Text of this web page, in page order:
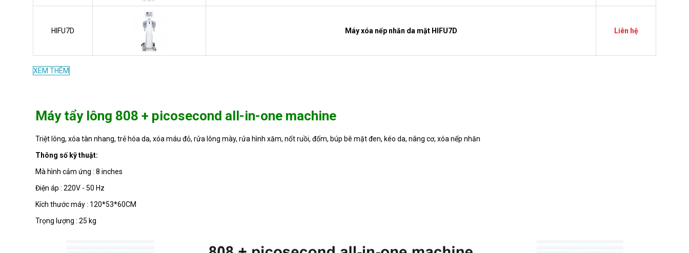
HIFU7D Máy xóa nếp nhăn da mặt HIFU7D Liên hệ
XEM THÊM
Máy tẩy lông 808 + picosecond all-in-one machine
Triệt lông, xóa tàn nhang, trẻ hóa da, xóa máu đỏ, rửa lông mày, rửa hình xăm, nốt ruồi, đốm, búp bê mặt đen, kéo da, nâng cơ, xóa nếp nhăn
Thông số kỹ thuật:
Mà hình cảm ứng : 8 inches
Điện áp : 220V - 50 Hz
Kích thước máy : 120*53*60CM
Trọng lượng : 25 kg